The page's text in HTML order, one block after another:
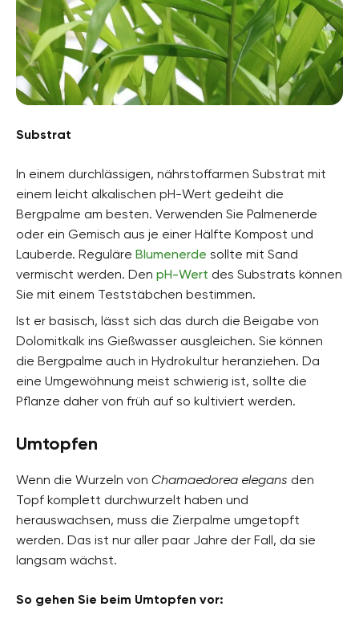
Substrat
In einem durchlässigen, nährstoffarmen Substrat mit
einem leicht alkalischen pH-Wert gedeiht die
Bergpalme am besten. Verwenden Sie Palmenerde
oder ein Gemisch aus je einer Hälfte Kompost und
Lauberde. Reguläre Blumenerde sollte mit Sand
vermischt werden. Den pH-Wert des Substrats können
Sie mit einem Teststäbchen bestimmen.
Ist er basisch, lässt sich das durch die Beigabe von
Dolomitkalk ins Gießwasser ausgleichen. Sie können
die Bergpalme auch in Hydrokultur heranziehen. Da
eine Umgewöhnung meist schwierig ist, sollte die
Pflanze daher von früh auf so kultiviert werden.
Umtopfen
Wenn die Wurzeln von Chamaedorea elegans den
Topf komplett durchwurzelt haben und
herauswachsen, muss die Zierpalme umgetopft
werden. Das ist nur aller paar Jahre der Fall, da sie
langsam wächst.
So gehen Sie beim Umtopfen vor: